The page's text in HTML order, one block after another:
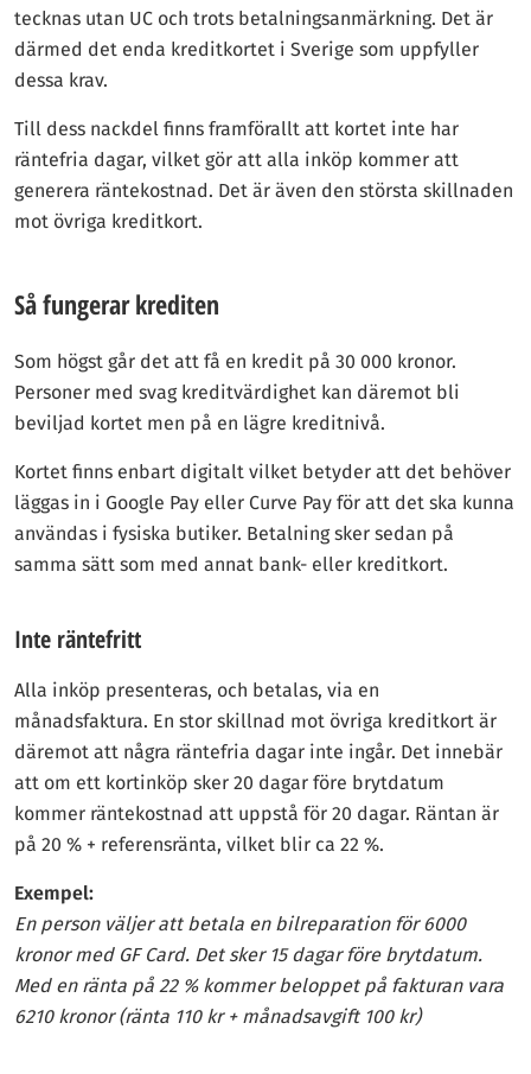
tecknas utan UC och trots betalningsanmärkning. Det är
därmed det enda kreditkortet i Sverige som uppfyller
dessa krav.
Till dess nackdel finns framförallt att kortet inte har
räntefria dagar, vilket gör att alla inköp kommer att
generera räntekostnad. Det är även den största skillnaden
mot övriga kreditkort.
Så fungerar krediten
Som högst går det att få en kredit på 30 000 kronor.
Personer med svag kreditvärdighet kan däremot bli
beviljad kortet men på en lägre kreditnivå.
Kortet finns enbart digitalt vilket betyder att det behöver
läggas in i Google Pay eller Curve Pay för att det ska kunna
användas i fysiska butiker. Betalning sker sedan på
samma sätt som med annat bank- eller kreditkort.
Inte räntefritt
Alla inköp presenteras, och betalas, via en
månadsfaktura. En stor skillnad mot övriga kreditkort är
däremot att några räntefria dagar inte ingår. Det innebär
att om ett kortinköp sker 20 dagar före brytdatum
kommer räntekostnad att uppstå för 20 dagar. Räntan är
på 20 % + referensränta, vilket blir ca 22 %.
Exempel:
En person väljer att betala en bilreparation för 6000
kronor med GF Card. Det sker 15 dagar före brytdatum.
Med en ränta på 22 % kommer beloppet på fakturan vara
6210 kronor (ränta 110 kr + månadsavgift 100 kr)